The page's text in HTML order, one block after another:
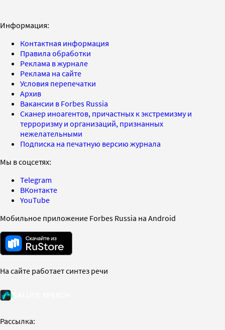
Информация:
Контактная информация
Правила обработки
Реклама в журнале
Реклама на сайте
Условия перепечатки
Архив
Вакансии в Forbes Russia
Сканер иноагентов, причастных к экстремизму и
терроризму и организаций, признанных
нежелательными
Подписка на печатную версию журнала
Мы в соцсетях:
Telegram
ВКонтакте
YouTube
Мобильное приложение Forbes Russia на Android
На сайте работает синтез речи
Рассылка: